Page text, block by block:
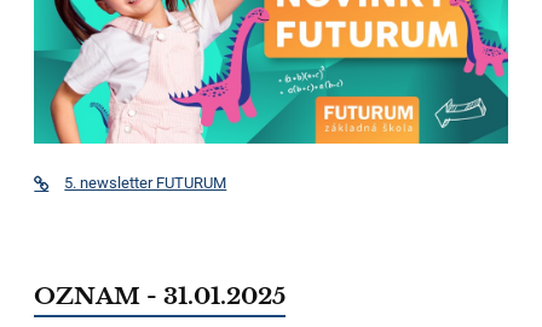
5. newsletter FUTURUM
OZNAM - 31.01.2025